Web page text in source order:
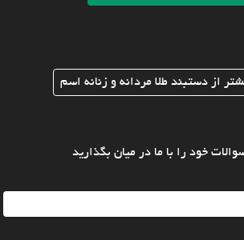
از دستبند طلا مردانه و زنانه اسم
خود را با ما در میان بگذارید